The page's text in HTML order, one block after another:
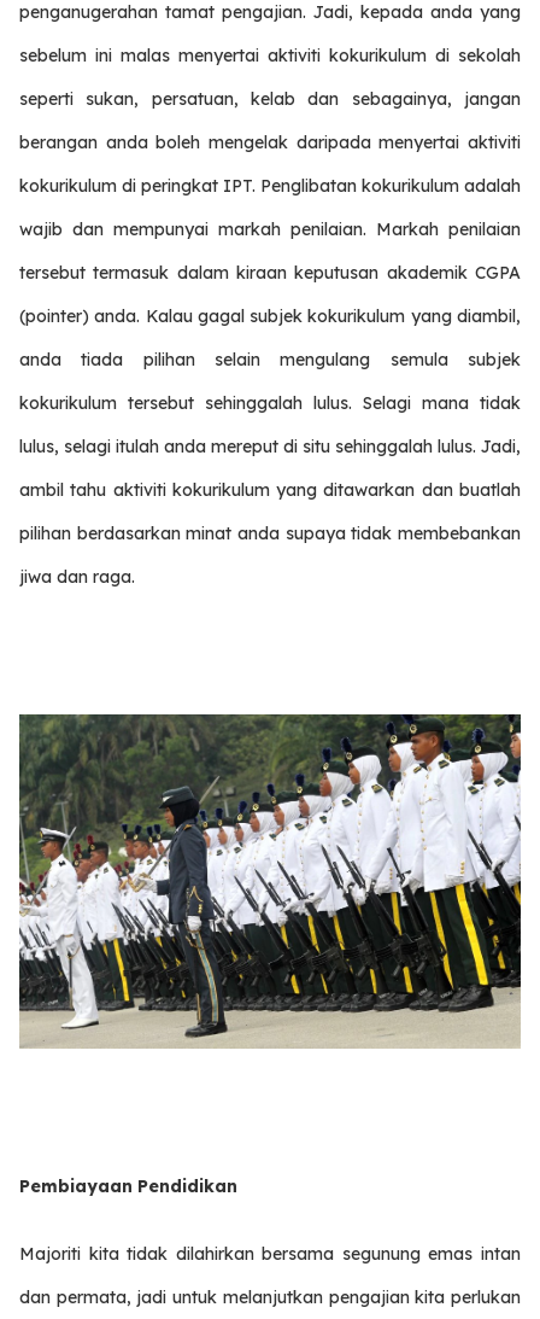
penganugerahan tamat pengajian. Jadi, kepada anda yang
sebelum ini malas menyertai aktiviti kokurikulum di sekolah
seperti sukan, persatuan, kelab dan sebagainya, jangan
berangan anda boleh mengelak daripada menyertai aktiviti
kokurikulum di peringkat IPT. Penglibatan kokurikulum adalah
wajib dan mempunyai markah penilaian. Markah penilaian
tersebut termasuk dalam kiraan keputusan akademik CGPA
(pointer) anda. Kalau gagal subjek kokurikulum yang diambil,
anda tiada pilihan selain mengulang semula subjek
kokurikulum tersebut sehinggalah lulus. Selagi mana tidak
lulus, selagi itulah anda mereput di situ sehinggalah lulus. Jadi,
ambil tahu aktiviti kokurikulum yang ditawarkan dan buatlah
pilihan berdasarkan minat anda supaya tidak membebankan
jiwa dan raga.
Pembiayaan Pendidikan
Majoriti kita tidak dilahirkan bersama segunung emas intan
dan permata, jadi untuk melanjutkan pengajian kita perlukan